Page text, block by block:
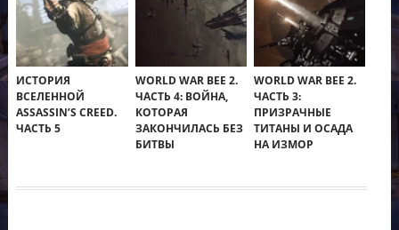
ИСТОРИЯ
ВСЕЛЕННОЙ
ASSASSIN’S CREED.
ЧАСТЬ 5
WORLD WAR BEE 2.
ЧАСТЬ 4: ВОЙНА,
КОТОРАЯ
ЗАКОНЧИЛАСЬ БЕЗ
БИТВЫ
WORLD WAR BEE 2.
ЧАСТЬ 3:
ПРИЗРАЧНЫЕ
ТИТАНЫ И ОСАДА
НА ИЗМОР